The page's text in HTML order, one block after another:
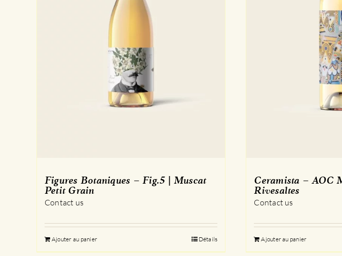
Figures Botaniques – Fig.5 | Muscat
Petit Grain
Contact us
Ajouter au panier Détails
Ceramista – AOC
Rivesaltes
Contact us
Ajouter au panier